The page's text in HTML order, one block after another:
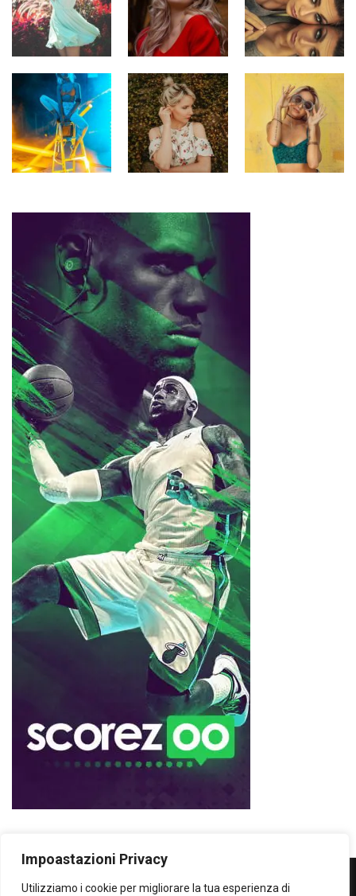
Impoastazioni Privacy
Utilizziamo i cookie per migliorare la tua esperienza di